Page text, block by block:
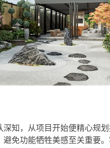
深知，从项目开始便精心规
避免功能牺牲美感至关重要